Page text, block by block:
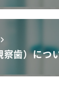
歯）につ